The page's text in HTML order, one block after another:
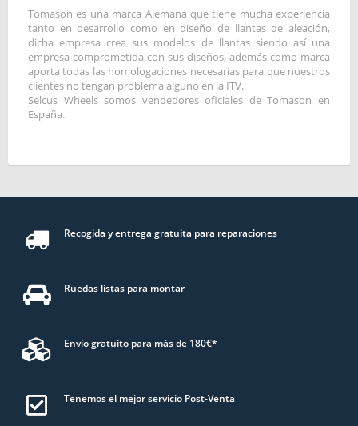
Tomason es una marca Alemana que tiene mucha experiencia
tanto en desarrollo como en diseño de llantas de aleación,
dicha empresa crea sus modelos de llantas siendo así una
empresa comprometida con sus diseños, además como marca
aporta todas las homologaciones necesarias para que nuestros
clientes no tengan problema alguno en la ITV.
Selcus Wheels somos vendedores oficiales de Tomason en
España.
Recogida y entrega gratuita para reparaciones
Ruedas listas para montar
Envío gratuito para más de 180€*
Tenemos el mejor servicio Post-Venta